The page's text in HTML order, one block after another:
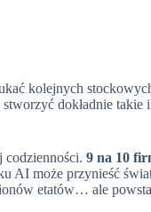
kolejnych
dokładnie takie
codzienności. 9 na 10
AI może przynieść
etatów… ale